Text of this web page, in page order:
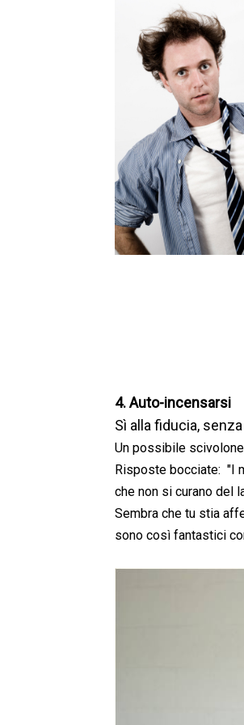
4. Auto-incensarsi
Sì alla fiducia,
Un possibile
Risposte bocciate: "I
che non si curano del
Sembra che tu stia
sono così fantastici